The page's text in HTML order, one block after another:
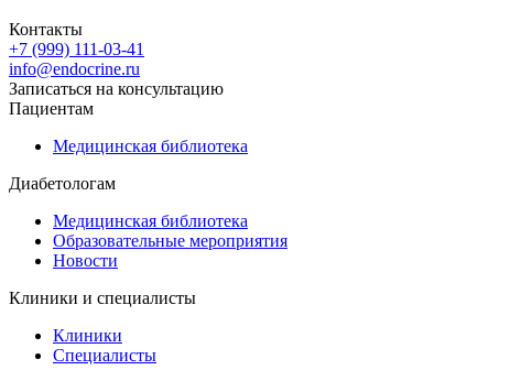
Контакты
+7 (999) 111-03-41
info@endocrine.ru
Записаться на консультацию
Пациентам
Медицинская библиотека
Диабетологам
Медицинская библиотека
Образовательные мероприятия
Новости
Клиники и специалисты
Клиники
Специалисты